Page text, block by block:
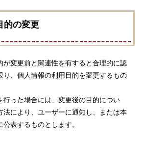
の変更
が変更前と関連性を有すると合理的に認
り、個人情報の利用目的を変更するもの
行った場合には、変更後の目的につい
法により、ユーザーに通知し、または本
表するものとします。